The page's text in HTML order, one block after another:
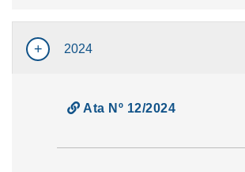
2024
Ata Nº 12/2024